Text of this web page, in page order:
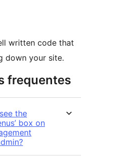
written code that
down your site.
frequentes
the
box on